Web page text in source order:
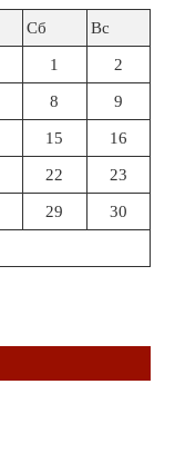
Сб Вс
1 2
8 9
15 16
22 23
29 30